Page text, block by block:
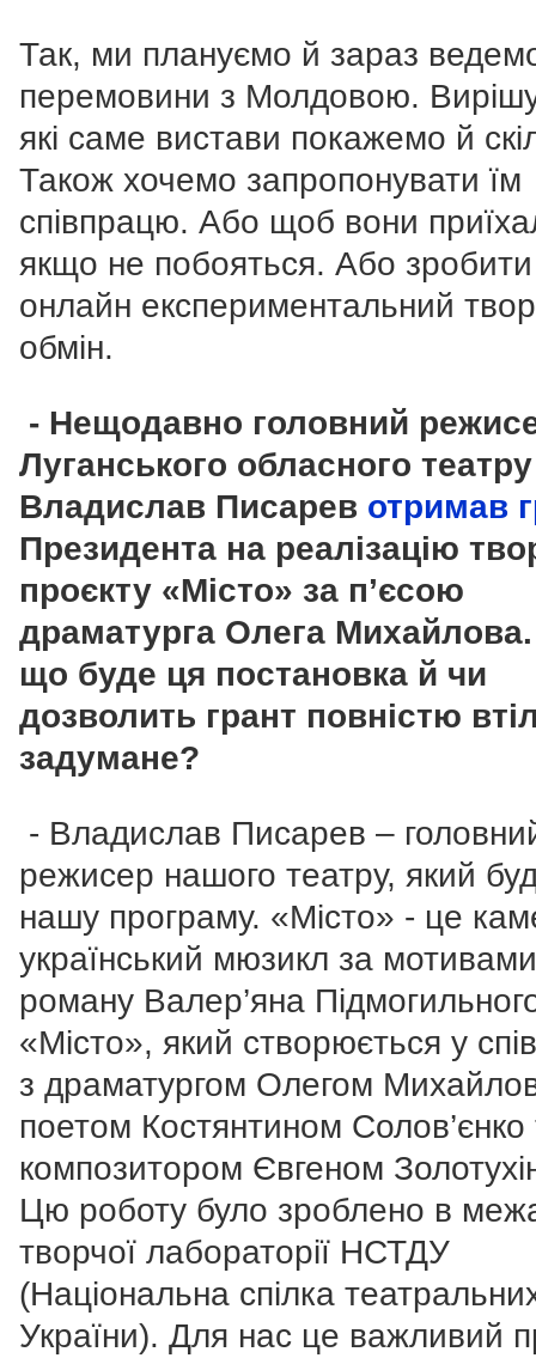
Так, ми плануємо й зараз
перемовини з Молдовою.
які саме вистави покажемо й
Також хочемо запропонувати їм
співпрацю. Або щоб вони
якщо не побояться. Або зробити
онлайн експериментальний
обмін.
- Нещодавно головний
Луганського обласного театру
Владислав Писарев отримав
Президента на реалізацію
проєкту «Місто» за п’єсою
драматурга Олега
що буде ця постановка й чи
дозволить грант повністю
задумане?
- Владислав Писарев –
режисер нашого театру, який
нашу програму. «Місто» - це
український мюзикл за мотивами
роману Валер’яна
«Місто», який створюється у
з драматургом Олегом
поетом Костянтином Солов’єнко
композитором Євгеном
Цю роботу було зроблено в
творчої лабораторії НСТДУ
(Національна спілка
України). Для нас це важливий